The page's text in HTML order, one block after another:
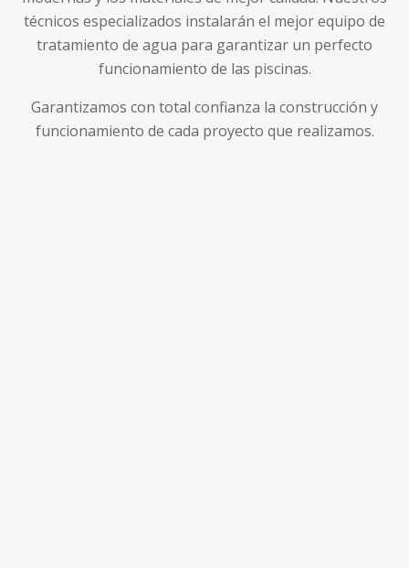
técnicos especializados instalarán el mejor equipo de
tratamiento de agua para garantizar un perfecto
funcionamiento de las piscinas.
Garantizamos con total confianza la construcción y
funcionamiento de cada proyecto que realizamos.